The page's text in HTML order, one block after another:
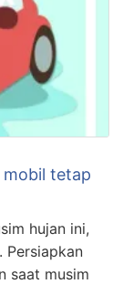
mobil tetap
hujan ini,
saat musim